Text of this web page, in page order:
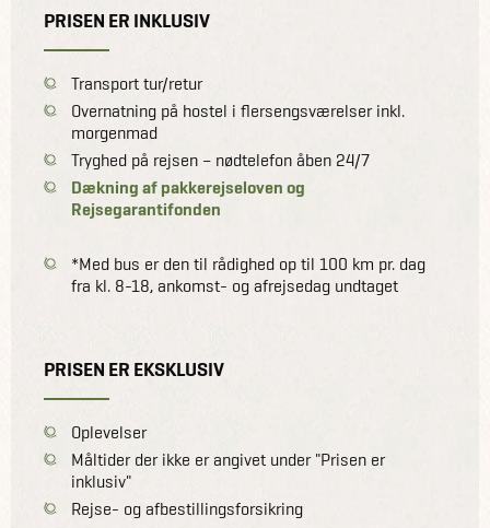
PRISEN ER INKLUSIV
Transport tur/retur
Overnatning på hostel i flersengsværelser inkl.
morgenmad
Tryghed på rejsen – nødtelefon åben 24/7
Dækning af pakkerejseloven og
Rejsegarantifonden
*Med bus er den til rådighed op til 100 km pr. dag
fra kl. 8-18, ankomst- og afrejsedag undtaget
PRISEN ER EKSKLUSIV
Oplevelser
Måltider der ikke er angivet under "Prisen er
inklusiv"
Rejse- og afbestillingsforsikring